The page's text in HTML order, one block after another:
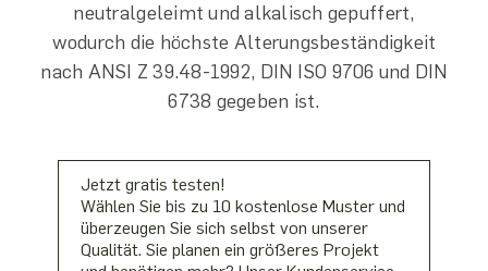
neutralgeleimt und alkalisch gepuffert,
wodurch die höchste Alterungsbeständigkeit
nach ANSI Z 39.48-1992, DIN ISO 9706 und DIN
6738 gegeben ist.
Jetzt gratis testen!
Wählen Sie bis zu 10 kostenlose Muster und
überzeugen Sie sich selbst von unserer
Qualität. Sie planen ein größeres Projekt